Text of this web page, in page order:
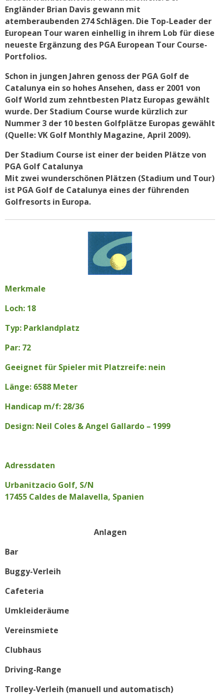
Engländer Brian Davis gewann mit
atemberaubenden 274 Schlägen. Die Top-Leader der
European Tour waren einhellig in ihrem Lob für diese
neueste Ergänzung des PGA European Tour Course-
Portfolios.
Schon in jungen Jahren genoss der PGA Golf de
Catalunya ein so hohes Ansehen, dass er 2001 von
Golf World zum zehntbesten Platz Europas gewählt
wurde. Der Stadium Course wurde kürzlich zur
Nummer 3 der 10 besten Golfplätze Europas gewählt
(Quelle: VK Golf Monthly Magazine, April 2009).
Der Stadium Course ist einer der beiden Plätze von
PGA Golf Catalunya
Mit zwei wunderschönen Plätzen (Stadium und Tour)
ist PGA Golf de Catalunya eines der führenden
Golfresorts in Europa.
Merkmale
Loch: 18
Typ: Parklandplatz
Par: 72
Geeignet für Spieler mit Platzreife: nein
Länge: 6588 Meter
Handicap m/f: 28/36
Design: Neil Coles & Angel Gallardo – 1999
Adressdaten
Urbanitzacio Golf, S/N
17455 Caldes de Malavella, Spanien
Anlagen
Bar
Buggy-Verleih
Cafeteria
Umkleideräume
Vereinsmiete
Clubhaus
Driving-Range
Trolley-Verleih (manuell und automatisch)